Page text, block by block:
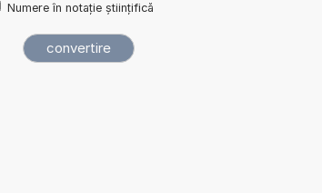
Numere în notație științifică